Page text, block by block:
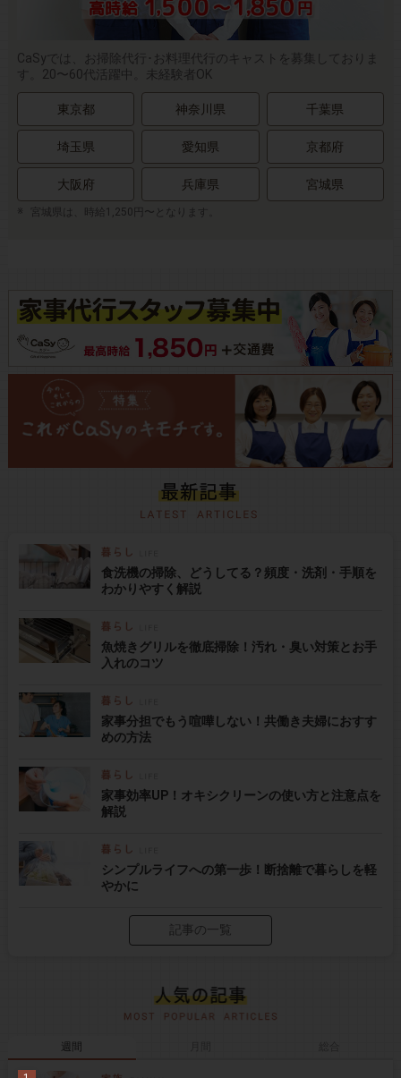
CaSyでは、お掃除代行･お料理代行のキャストを募集しておりま
す。20〜60代活躍中。未経験者OK
東京都 神奈川県 千葉県
埼玉県 愛知県 京都府
大阪府 兵庫県 宮城県
宮城県は、時給1,250円〜となります。
食洗機の掃除、どうしてる？頻度・洗剤・手順を
わかりやすく解説
魚焼きグリルを徹底掃除！汚れ・臭い対策とお手
入れのコツ
家事分担でもう喧嘩しない！共働き夫婦におすす
めの方法
家事効率UP！オキシクリーンの使い方と注意点を
解説
シンプルライフへの第一歩！断捨離で暮らしを軽
やかに
記事の一覧
週間